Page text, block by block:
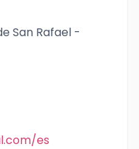
San Rafael -
es